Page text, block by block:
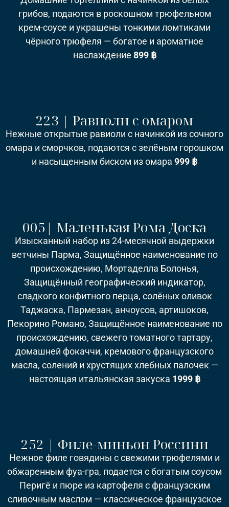
грибов, подаются в роскошном трюфельном
крем-соусе и украшены тонкими ломтиками
чёрного трюфеля — богатое и ароматное
наслаждение 899 ฿
223 | Равиоли с омаром
Нежные открытые равиоли с начинкой из сочного
омара и сморчков, подаются с зелёным горошком
и насыщенным биском из омара 999 ฿
005| Маленькая Рома Доска
Изысканный набор из 24-месячной выдержки
ветчины Парма, Защищённое наименование по
происхождению, Мортаделла Болонья,
Защищённый географический индикатор,
сладкого конфитного перца, солёных оливок
Таджаска, Пармезан, анчоусов, артишоков,
Пекорино Романо, Защищённое наименование по
происхождению, свежего томатного тартару,
домашней фокаччи, кремового французского
масла, солений и хрустящих хлебных палочек —
настоящая итальянская закуска 1999 ฿
252 | Филе-миньон Россини
Нежное филе говядины с свежими трюфелями и
обжаренным фуа-гра, подается с богатым соусом
Перигё и пюре из картофеля с французским
сливочным маслом — классическое французское